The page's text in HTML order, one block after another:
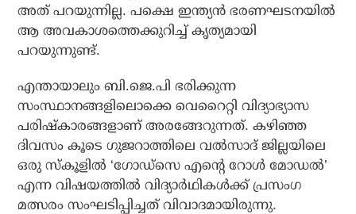
അത് പറയുന്നില്ല. പക്ഷെ ഇന്ത്യന്‍ ഭരണഘടനയില്‍
ആ അവകാശത്തെക്കുറിച്ച് കൃത്യമായി
പറയുന്നുണ്ട്.
എന്തായാലും ബി.ജെ.പി ഭരിക്കുന്ന
സംസ്ഥാനങ്ങളിലൊക്കെ വെറൈറ്റി വിദ്യാഭ്യാസ
പരിഷ്‌കാരങ്ങളാണ് അരങ്ങേറുന്നത്. കഴിഞ്ഞ
ദിവസം കൂടെ ഗുജറാത്തിലെ വല്‍സാദ് ജില്ലയിലെ
ഒരു സ്‌കൂളില്‍ ‘ഗോഡ്സെ എന്റെ റോള്‍ മോഡല്‍’
എന്ന വിഷയത്തില്‍ വിദ്യാര്‍ഥികള്‍ക്ക് പ്രസംഗ
മത്സരം സംഘടിപ്പിച്ചത് വിവാദമായിരുന്നു.